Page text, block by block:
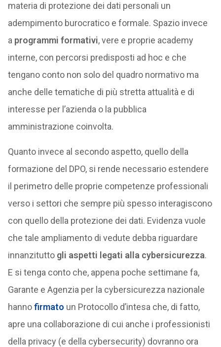
materia di protezione dei dati personali un
adempimento burocratico e formale. Spazio invece
a programmi formativi, vere e proprie academy
interne, con percorsi predisposti ad hoc e che
tengano conto non solo del quadro normativo ma
anche delle tematiche di più stretta attualità e di
interesse per l’azienda o la pubblica
amministrazione coinvolta.
Quanto invece al secondo aspetto, quello della
formazione del DPO, si rende necessario estendere
il perimetro delle proprie competenze professionali
verso i settori che sempre più spesso interagiscono
con quello della protezione dei dati. Evidenza vuole
che tale ampliamento di vedute debba riguardare
innanzitutto gli aspetti legati alla cybersicurezza.
E si tenga conto che, appena poche settimane fa,
Garante e Agenzia per la cybersicurezza nazionale
hannofirmato un Protocollo d’intesa che, di fatto,
apre una collaborazione di cui anche i professionisti
della privacy (e della cybersecurity) dovranno ora